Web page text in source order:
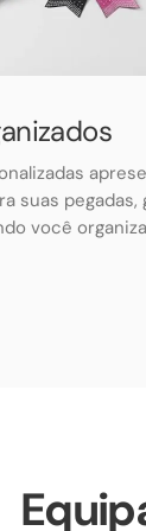
suas pegadas,
você